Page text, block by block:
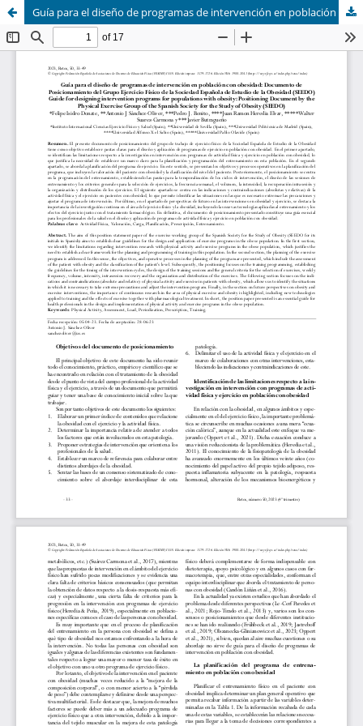
Guía para el diseño de programas de intervención en población con obesidad: Documento de Posicionamiento del Grupo Ejercicio Físico de la Sociedad Española de Estudio de la Obesidad (SEEDO) (Guide for designing intervention programs for populations with obesity: Positioning Document by the Physical Exercise Group of the Spanish Society for the Study of Obesity (SEEDO))